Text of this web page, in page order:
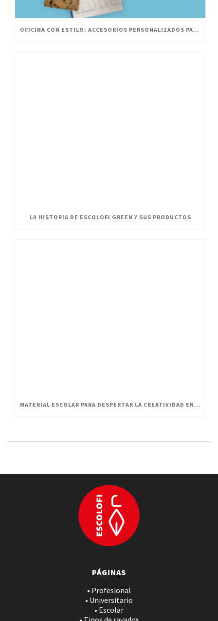
OFICINA CON ESTILO: ACCESORIOS PERSONALIZADOS PARA UN ESPACIO INNOVADOR
LA HISTORIA DE ESCOLOFI GREEN Y SUS PRODUCTOS
MATERIAL ESCOLAR PARA DESPERTAR LA CREATIVIDAD EN PEQUEÑOS ARTISTAS
PÁGINAS
• Profesional
• Universitario
• Escolar